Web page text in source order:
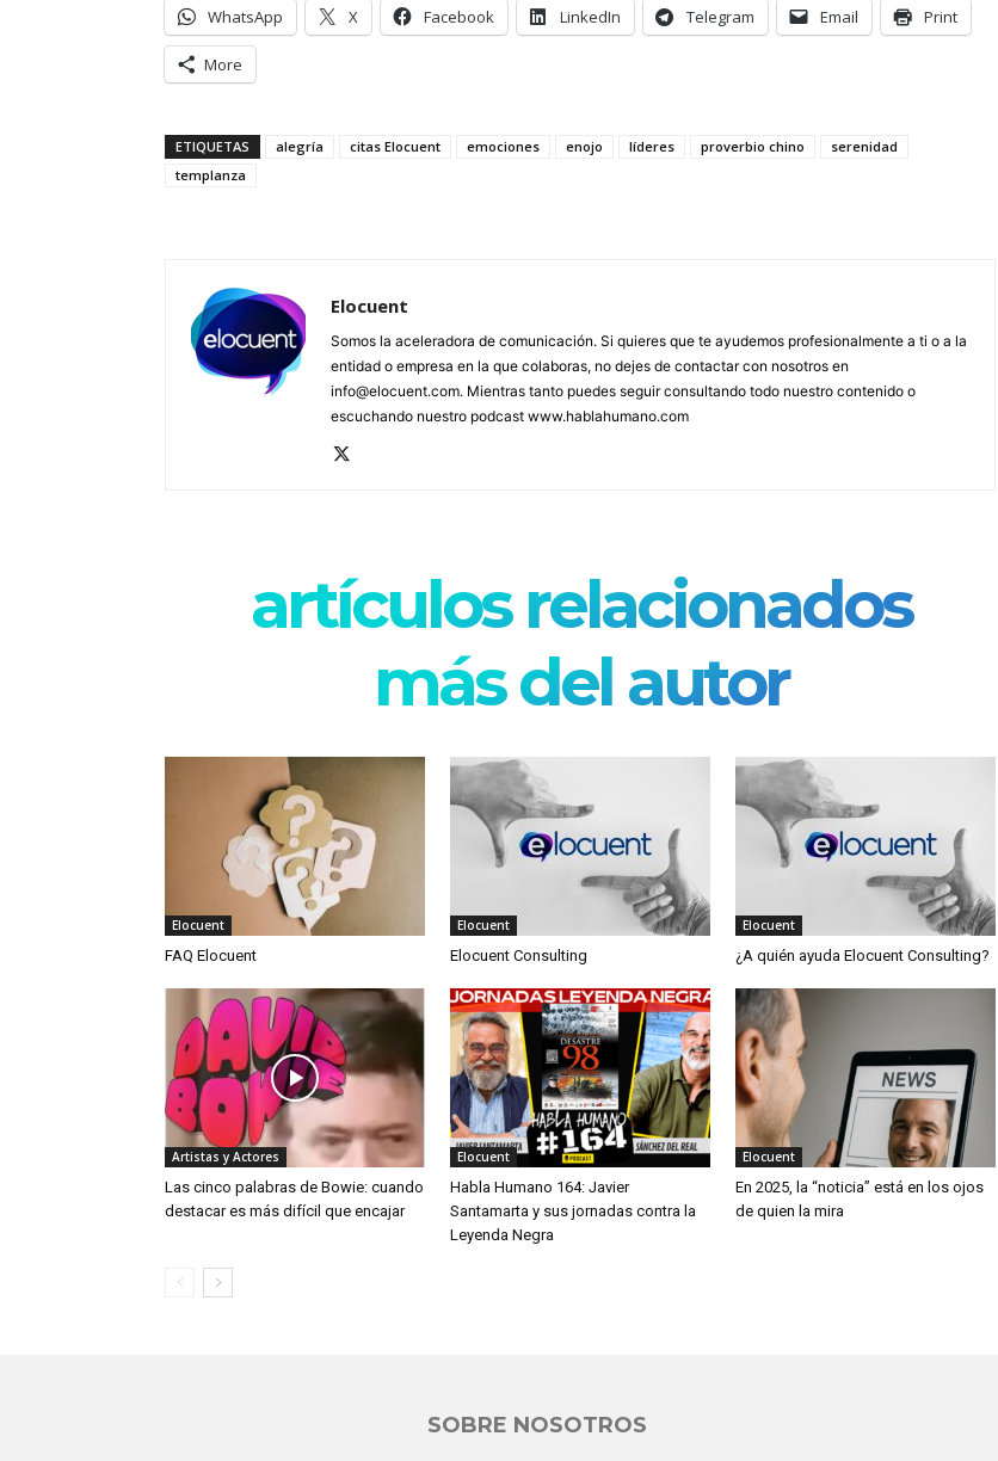
WhatsApp X Facebook LinkedIn Telegram Email Print
More
ETIQUETAS alegría citas Elocuent emociones enojo líderes proverbio chino
serenidad
templanza
Elocuent
Somos la aceleradora de comunicación. Si quieres que te ayudemos profesionalmente a ti o a la
entidad o empresa en la que colaboras, no dejes de contactar con nosotros en
info@elocuent.com. Mientras tanto puedes seguir consultando todo nuestro contenido o
escuchando nuestro podcast www.hablahumano.com
artículos relacionados
más del autor
Elocuent
FAQ Elocuent
Elocuent
Elocuent Consulting
Elocuent
¿A quién ayuda Elocuent Consulting?
Artistas y Actores
Las cinco palabras de Bowie: cuando
destacar es más difícil que encajar
Elocuent
Habla Humano 164: Javier
Santamarta y sus jornadas contra la
Leyenda Negra
Elocuent
En 2025, la “noticia” está en los ojos
de quien la mira
SOBRE NOSOTROS